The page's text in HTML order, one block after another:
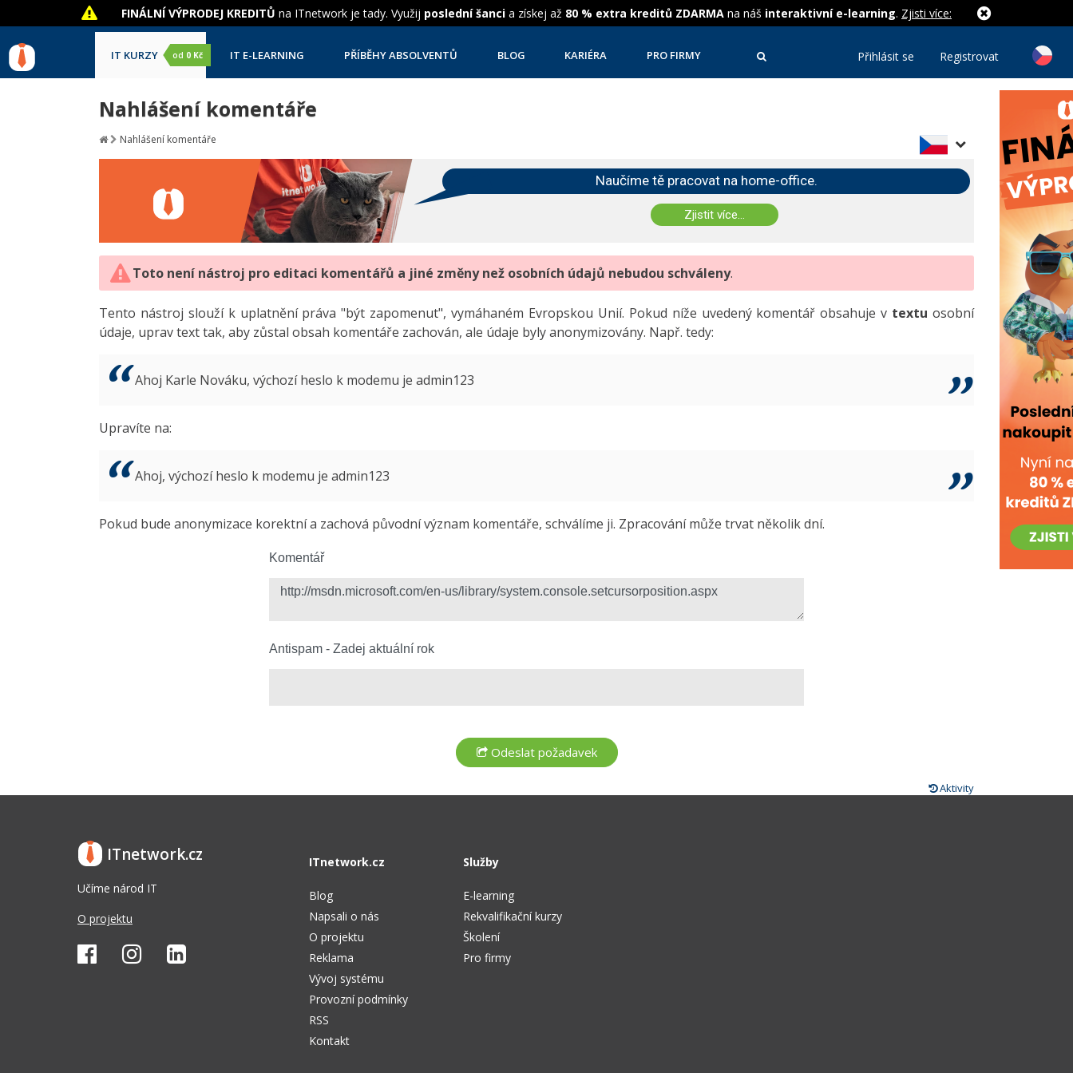
FINÁLNÍ VÝPRODEJ KREDITŮ na ITnetwork je tady. Využij poslední šanci a získej až 80 % extra kreditů ZDARMA na náš interaktivní e-learning. Zjisti více:
IT KURZY od 0 Kč IT E-LEARNING PŘÍBĚHY ABSOLVENTŮ BLOG KARIÉRA PRO FIRMY Přihlásit se Registrovat
Nahlášení komentáře
Nahlášení komentáře
Naučíme tě pracovat na home-office.
Zjistit více...
Toto není nástroj pro editaci komentářů a jiné změny než osobních údajů nebudou schváleny.
Tento nástroj slouží k uplatnění práva "být zapomenut", vymáhaném Evropskou Unií. Pokud níže uvedený komentář obsahuje v textu osobní
údaje, uprav text tak, aby zůstal obsah komentáře zachován, ale údaje byly anonymizovány. Např. tedy:
Ahoj Karle Nováku, výchozí heslo k modemu je admin123
Upravíte na:
Ahoj, výchozí heslo k modemu je admin123
Pokud bude anonymizace korektní a zachová původní význam komentáře, schválíme ji. Zpracování může trvat několik dní.
Komentář
Antispam - Zadej aktuální rok
Aktivity
ITnetwork.cz
Učíme národ IT
O projektu
ITnetwork.cz
Blog
Napsali o nás
O projektu
Reklama
Vývoj systému
Provozní podmínky
RSS
Kontakt
Služby
E-learning
Rekvalifikační kurzy
Školení
Pro firmy